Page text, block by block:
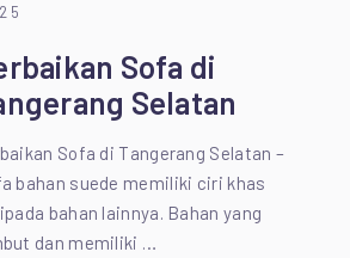
Sofa di
Selatan
Sofa di Tangerang Selatan –
bahan suede memiliki ciri khas
bahan lainnya. Bahan yang
dan memiliki …